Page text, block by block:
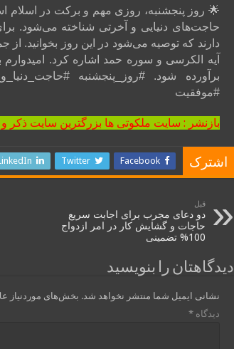
🌟 روز پنجشنبه، روزی مهم و برکت در اسلام
حاجت‌های دنیایی و آخرتی شناخته می‌شود.
دارند که توصیه می‌شود در این روز بخوانید. از
آیه الکرسی و سوره حمد اشاره کرد. امیدوارم
برآورده شود. #روز_پنجشنبه
#موفقیت
بازنشر : سایت ملکوتی ها بزرگترین سایت ذکر
اشترک Facebook
Twitter
قبل
دو دعای مجرب برای اجابت سریع
حاجات و گشایش کار در امر ازدواج
100% تضمینی
دیدگاهتان را بنویسید
نشانی ایمیل شما منتشر نخواهد شد. بخش‌های موردنیاز
دیدگاه*